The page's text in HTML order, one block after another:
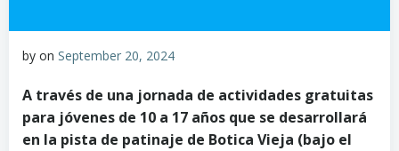
by on September 20, 2024
A través de una jornada de actividades gratuitas
para jóvenes de 10 a 17 años que se desarrollará
en la pista de patinaje de Botica Vieja (bajo el